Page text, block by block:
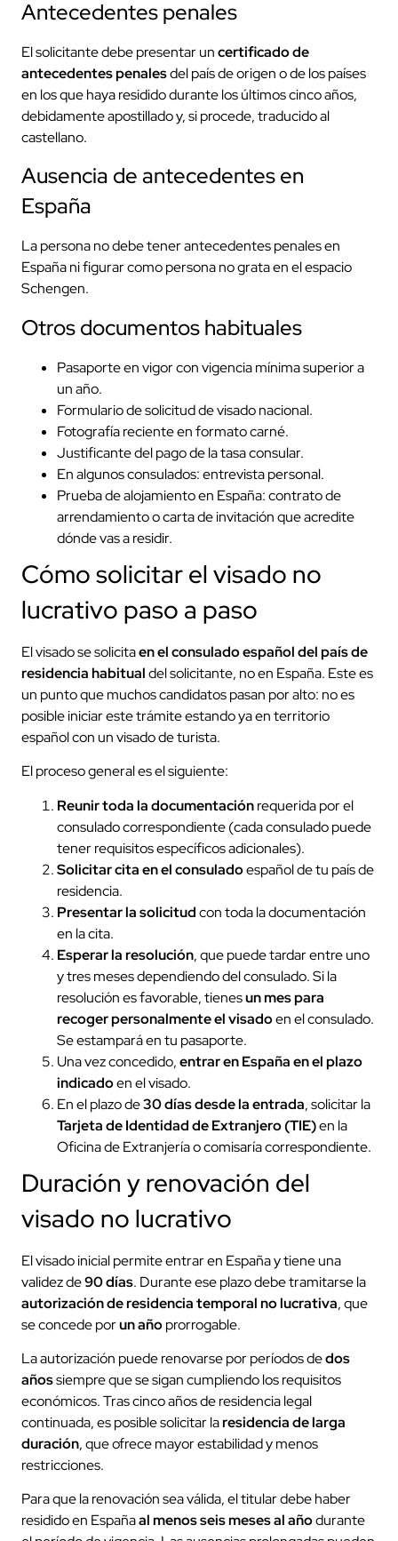
Antecedentes penales
El solicitante debe presentar uncertificado de
antecedentes penalesdel país de origen o de los países
en los que haya residido durante los últimos cinco años,
debidamente apostillado y, si procede, traducido al
castellano.
Ausencia de antecedentes en
España
La persona no debe tener antecedentes penales en
España ni figurar como persona no grata en el espacio
Schengen.
Otros documentos habituales
Pasaporte en vigor con vigencia mínima superior a
un año.
Formulario de solicitud de visado nacional.
Fotografía reciente en formato carné.
Justificante del pago de la tasa consular.
En algunos consulados: entrevista personal.
Prueba de alojamiento en España: contrato de
arrendamiento o carta de invitación que acredite
dónde vas a residir.
Cómo solicitar el visado no
lucrativo paso a paso
El visado se solicitaen el consulado español del país de
residencia habitualdel solicitante, no en España. Este es
un punto que muchos candidatos pasan por alto: no es
posible iniciar este trámite estando ya en territorio
español con un visado de turista.
El proceso general es el siguiente:
Reunir toda la documentaciónrequerida por el
consulado correspondiente (cada consulado puede
tener requisitos específicos adicionales).
Solicitar cita en el consuladoespañol de tu país de
residencia.
Presentar la solicitudcon toda la documentación
en la cita.
Esperar la resolución, que puede tardar entre uno
y tres meses dependiendo del consulado. Si la
resolución es favorable, tienesun mes para
recoger personalmente el visadoen el consulado.
Se estampará en tu pasaporte.
Una vez concedido,entrar en España en el plazo
indicadoen el visado.
En el plazo de30 días desde la entrada, solicitar la
Tarjeta de Identidad de Extranjero (TIE)en la
Oficina de Extranjería o comisaría correspondiente.
Duración y renovación del
visado no lucrativo
El visado inicial permite entrar en España y tiene una
validez de90 días. Durante ese plazo debe tramitarse la
autorización de residencia temporal no lucrativa, que
se concede porun añoprorrogable.
La autorización puede renovarse por períodos dedos
añossiempre que se sigan cumpliendo los requisitos
económicos. Tras cinco años de residencia legal
continuada, es posible solicitar laresidencia de larga
duración, que ofrece mayor estabilidad y menos
restricciones.
Para que la renovación sea válida, el titular debe haber
residido en Españaal menos seis meses al añodurante